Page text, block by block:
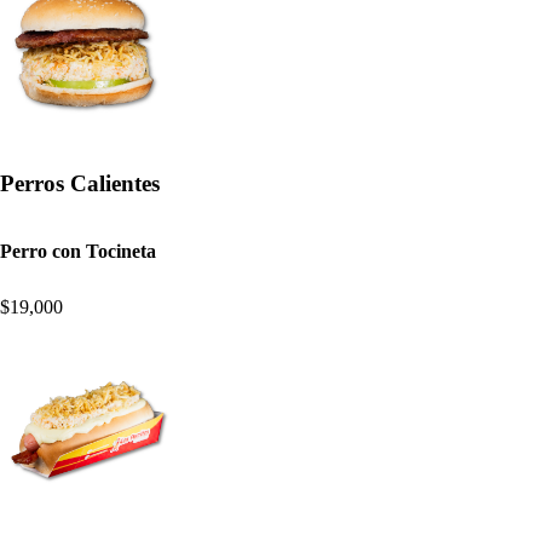
Perros Calientes
Perro con Tocineta
$19,000